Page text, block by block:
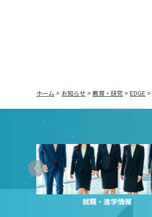
ホーム > お知らせ > 教育・研究 > EDGE >
就職・進学情報